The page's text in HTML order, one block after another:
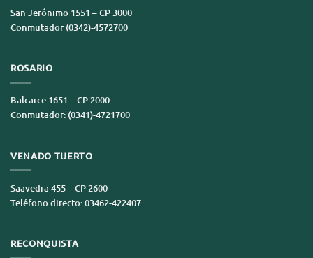
San Jerónimo 1551 – CP 3000
Conmutador (0342)-4572700
ROSARIO
Balcarce 1651 – CP 2000
Conmutador: (0341)-4721700
VENADO TUERTO
Saavedra 455 – CP 2600
Teléfono directo: 03462-422407
RECONQUISTA